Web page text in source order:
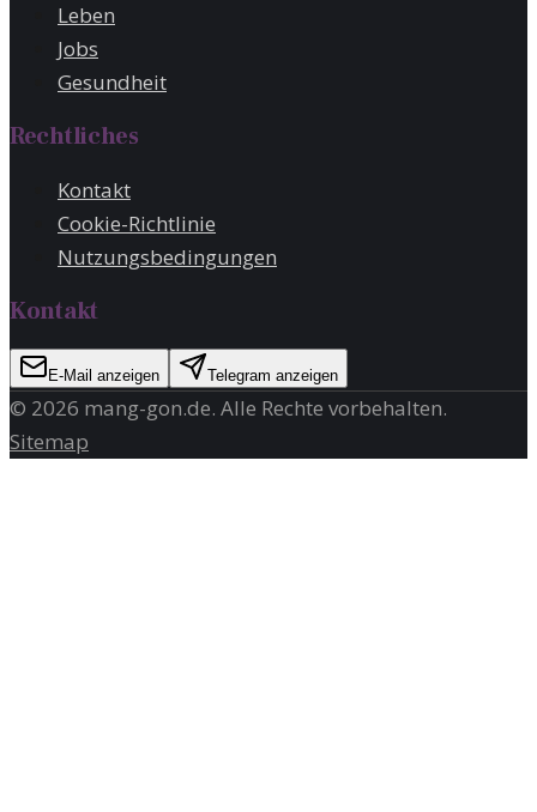
Leben
Jobs
Gesundheit
Rechtliches
Kontakt
Cookie-Richtlinie
Nutzungsbedingungen
Kontakt
E-Mail anzeigen Telegram anzeigen
© 2026 mang-gon.de. Alle Rechte vorbehalten.
Sitemap